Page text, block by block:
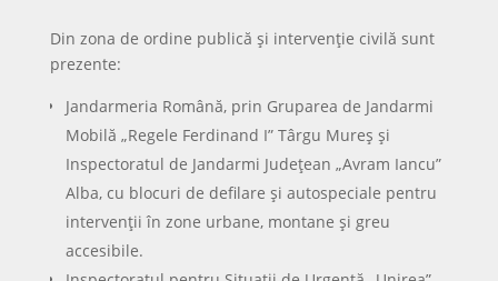
accesibile.
Inspectoratul pentru Situații de Urgență „Unirea”
Alba, cu detașament de pompieri militari
experimentați în stingerea incendiilor,
descarcerare, prim ajutor SMURD și intervenții la
inundații sau alunecări de teren.
Inspectoratul de Poliție Județean Alba, cu
autolaborator criminalistic, autospeciale de poliție
rutieră și laborator de educație rutieră, plus